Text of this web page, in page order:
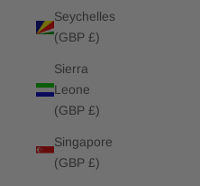
Seychelles
(GBP £)
Sierra
Leone
(GBP £)
Singapore
(GBP £)